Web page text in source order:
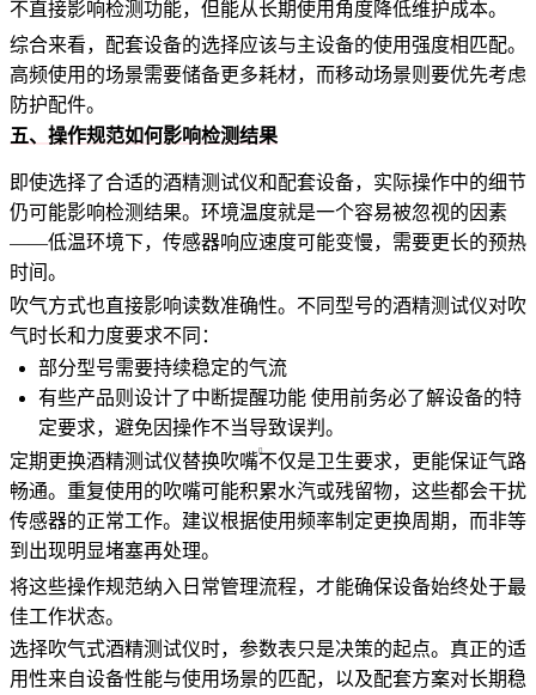
不直接影响检测功能，但能从长期使用角度降低维护成本。
综合来看，配套设备的选择应该与主设备的使用强度相匹配。
高频使用的场景需要储备更多耗材，而移动场景则要优先考虑
防护配件。
五、操作规范如何影响检测结果
即使选择了合适的酒精测试仪和配套设备，实际操作中的细节
仍可能影响检测结果。环境温度就是一个容易被忽视的因素
——低温环境下，传感器响应速度可能变慢，需要更长的预热
时间。
吹气方式也直接影响读数准确性。不同型号的酒精测试仪对吹
气时长和力度要求不同：
部分型号需要持续稳定的气流
有些产品则设计了中断提醒功能 使用前务必了解设备的特
定要求，避免因操作不当导致误判。
定期更换酒精测试仪替换吹嘴不仅是卫生要求，更能保证气路
畅通。重复使用的吹嘴可能积累水汽或残留物，这些都会干扰
传感器的正常工作。建议根据使用频率制定更换周期，而非等
到出现明显堵塞再处理。
将这些操作规范纳入日常管理流程，才能确保设备始终处于最
佳工作状态。
选择吹气式酒精测试仪时，参数表只是决策的起点。真正的适
用性来自设备性能与使用场景的匹配，以及配套方案对长期稳